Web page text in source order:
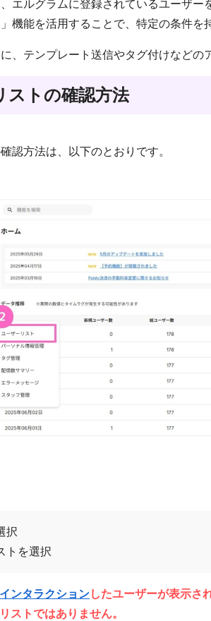
エルグラムに登録されているユーザー
機能を活用することで、特定の条件を
、テンプレート送信やタグ付けなどの
ストの確認方法
認方法は、以下のとおりです。
択
トを選択
インタラクションしたユーザーが表示さ
ストではありません。